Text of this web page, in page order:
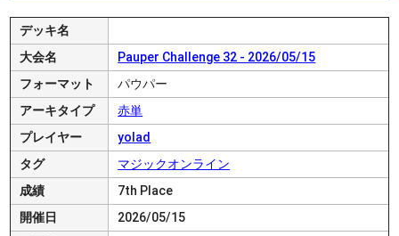
デッキ名
大会名
Pauper Challenge 32 - 2026/05/15
フォーマット
パウパー
アーキタイプ
赤単
プレイヤー
yolad
タグ
マジックオンライン
成績
7th Place
開催日
2026/05/15